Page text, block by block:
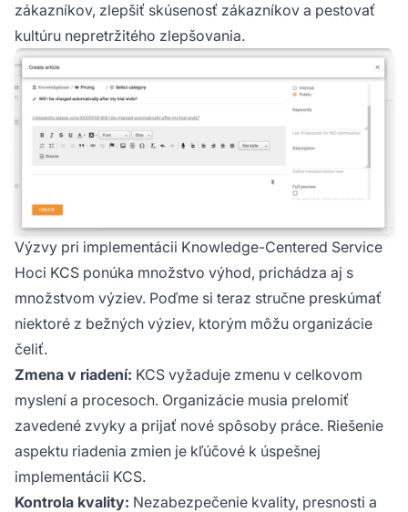
zákazníkov, zlepšiť skúsenosť zákazníkov a pestovať
kultúru nepretržitého zlepšovania.
Výzvy pri implementácii Knowledge-Centered Service
Hoci KCS ponúka množstvo výhod, prichádza aj s
množstvom výziev. Poďme si teraz stručne preskúmať
niektoré z bežných výziev, ktorým môžu organizácie
čeliť.
Zmena v riadení: KCS vyžaduje zmenu v celkovom
myslení a procesoch. Organizácie musia prelomiť
zavedené zvyky a prijať nové spôsoby práce. Riešenie
aspektu riadenia zmien je kľúčové k úspešnej
implementácii KCS.
Kontrola kvality: Nezabezpečenie kvality, presnosti a